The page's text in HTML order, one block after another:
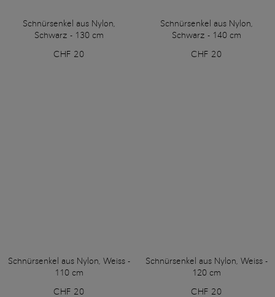
Schnürsenkel aus Nylon,
Schwarz - 130 cm
CHF 20
Schnürsenkel aus Nylon,
Schwarz - 140 cm
CHF 20
Schnürsenkel aus Nylon, Weiss -
110 cm
CHF 20
Schnürsenkel aus Nylon, Weiss -
120 cm
CHF 20